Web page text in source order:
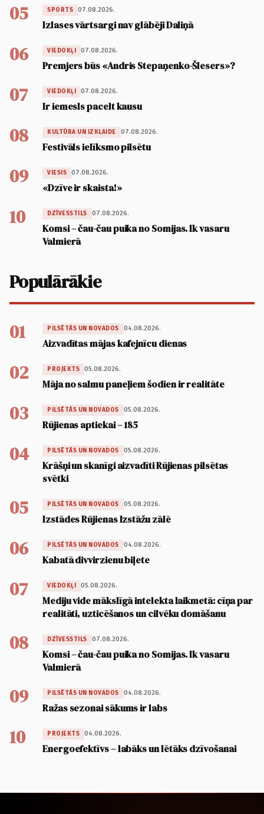
05 SPORTS 07.08.2026.
Izlases vārtsargi nav glābēji Daliņā
06 VIEDOKĻI 07.08.2026.
Premjers būs «Andris Stepaņenko-Šlesers»?
07 VIEDOKĻI 07.08.2026.
Ir iemesls pacelt kausu
08 KULTŪRA UN IZKLAIDE 07.08.2026.
Festivāls ielīksmo pilsētu
09 VIESIS 07.08.2026.
«Dzīve ir skaista!»
10 DZĪVESSTILS 07.08.2026.
Komsi – čau-čau puika no Somijas. Ik vasaru
Valmierā
Populārākie
01 PILSĒTĀS UN NOVADOS 04.08.2026.
Aizvadītas mājas kafejnīcu dienas
02 PROJEKTS 05.08.2026.
Māja no salmu paneļiem šodien ir realitāte
03 PILSĒTĀS UN NOVADOS 05.08.2026.
Rūjienas aptiekai – 185
04 PILSĒTĀS UN NOVADOS 05.08.2026.
Krāšņi un skanīgi aizvadīti Rūjienas pilsētas
svētki
05 PILSĒTĀS UN NOVADOS 05.08.2026.
Izstādes Rūjienas Izstāžu zālē
06 PILSĒTĀS UN NOVADOS 04.08.2026.
Kabatā divvirzienu biļete
07 VIEDOKĻI 05.08.2026.
Mediju vide mākslīgā intelekta laikmetā: cīņa par
realitāti, uzticēšanos un cilvēku domāšanu
08 DZĪVESSTILS 07.08.2026.
Komsi – čau-čau puika no Somijas. Ik vasaru
Valmierā
09 PILSĒTĀS UN NOVADOS 04.08.2026.
Ražas sezonai sākums ir labs
10 PROJEKTS 04.08.2026.
Energoefektīvs – labāks un lētāks dzīvošanai